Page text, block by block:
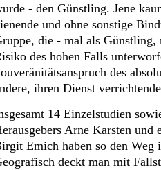
- den Günstling. Jene
und ohne sonstige
die - mal als Günstling,
des hohen Falls
des
ihren Dienst
14 Einzelstudien
Arne Karsten und
Emich haben so den Weg
deckt man mit